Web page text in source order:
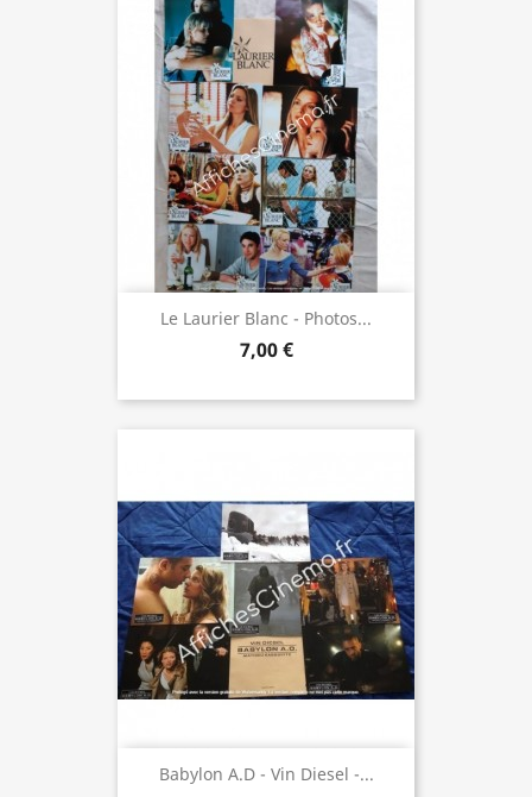
Le Laurier Blanc - Photos...
7,00 €
Babylon A.D - Vin Diesel -...